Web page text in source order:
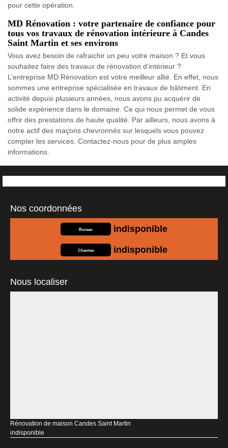
pour cette opération.
MD Rénovation : votre partenaire de confiance pour
tous vos travaux de rénovation intérieure à Candes
Saint Martin et ses environs
Vous avez besoin de rafraichir un peu votre maison ? Et vous
souhaitez faire des travaux de rénovation d’intérieur ?
L’entreprise MD Rénovation est votre meilleur allié. En effet, nous
sommes une entreprise spécialisée en travaux de bâtiment. En
activité depuis plusieurs années, nous avons pu acquérir de
solide expérience dans le domaine. Ce qui nous permet de vous
offrir des prestations de haute qualité. Par ailleurs, nous avons à
notre actif des maçons chevronnés sur lesquels vous pouvez
compter les services. Contactez-nous pour de plus amples
informations.
Nos coordonnées
Bureau indisponible
Chantier indisponible
Nous localiser
Rénovation de maison Candes Saint Martin
indisponible